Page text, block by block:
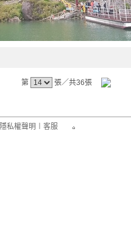
第 張／共36張
隱私權聲明 客服